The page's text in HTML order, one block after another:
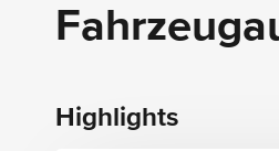
Highlights